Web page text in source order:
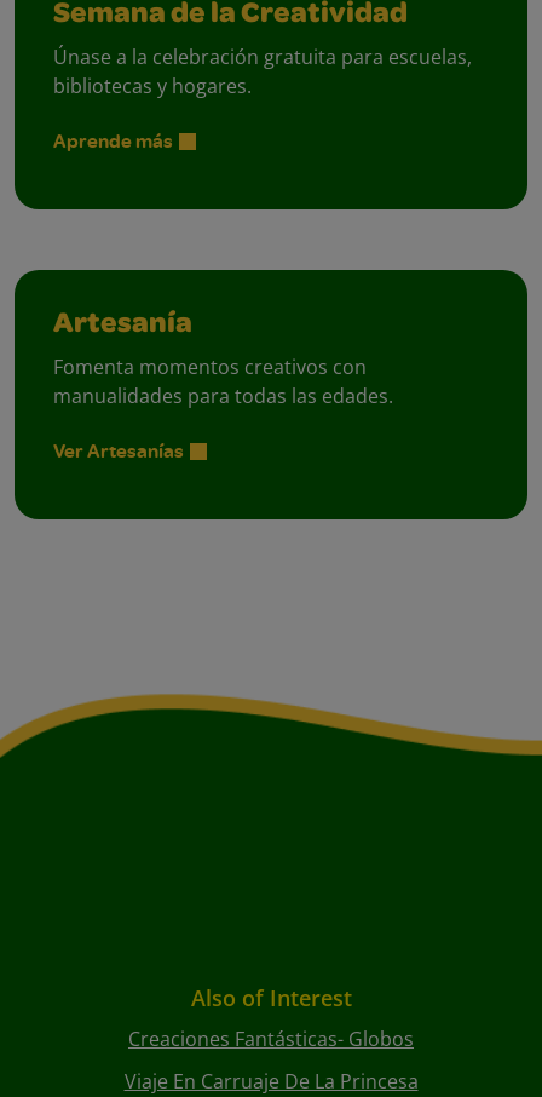
Semana de la Creatividad
Únase a la celebración gratuita para escuelas,
bibliotecas y hogares.
Aprende más
Artesanía
Fomenta momentos creativos con
manualidades para todas las edades.
Ver Artesanías
Also of Interest
Creaciones Fantásticas- Globos
Viaje En Carruaje De La Princesa